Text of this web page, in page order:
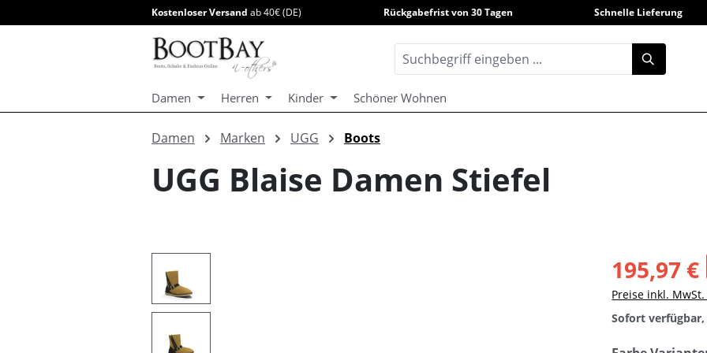
Zur Hauptnavigation springen
Kostenloser Versand ab 40€ (DE) Rückgabefrist von 30 Tagen Schnelle Lieferung
Damen Herren Kinder Schöner Wohnen
Damen Marken UGG Boots
UGG Blaise Damen Stiefel
195,97 €
Preise inkl.
Sofort